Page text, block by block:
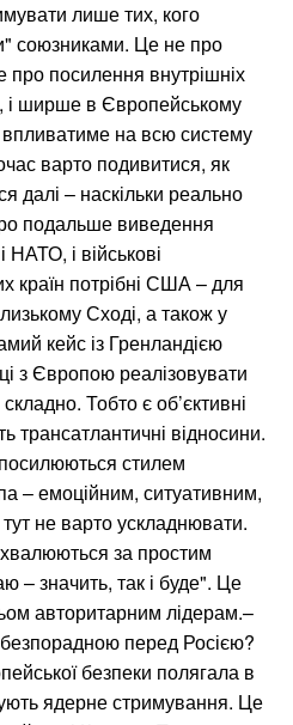
лише тих, кого
союзниками. Це не про
посилення внутрішніх
і ширше в Європейському
на всю систему
варто подивитися, як
далі – наскільки реально
подальше виведення
НАТО, і військові
країн потрібні США – для
Сході, а також у
кейс із Гренландією
з Європою реалізовувати
Тобто є об’єктивні
трансатлантичні відносини.
стилем
– емоційним, ситуативним,
не варто ускладнювати.
за простим
– значить, так і буде". Це
авторитарним лідерам.–
перед Росією?
безпеки полягала в
ядерне стримування. Це